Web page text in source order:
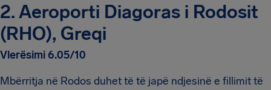
2. Aeroporti Diagoras i Rodosit
(RHO), Greqi
Vlerësimi 6.05/10
Mbërritja në Rodos duhet të të japë ndjesinë e fillimit të